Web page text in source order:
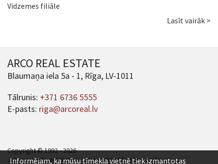
Vidzemes filiāle
Lasīt vairāk >
ARCO REAL ESTATE
Blaumaņa iela 5a - 1, Rīga, LV-1011
Tālrunis: +371 6736 5555
E-pasts: riga@arcoreal.lv
Copyright © 1992 - 2026
Jebkuras informācijas un satura pārpublicēšana ir jāsaskaņo.
Informējam, ka mūsu tīmekļa vietnē tiek izmantotas